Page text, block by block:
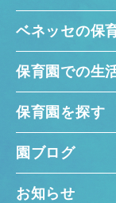
ベネッセの保
保育園での生
保育園を探す
園ブログ
お知らせ